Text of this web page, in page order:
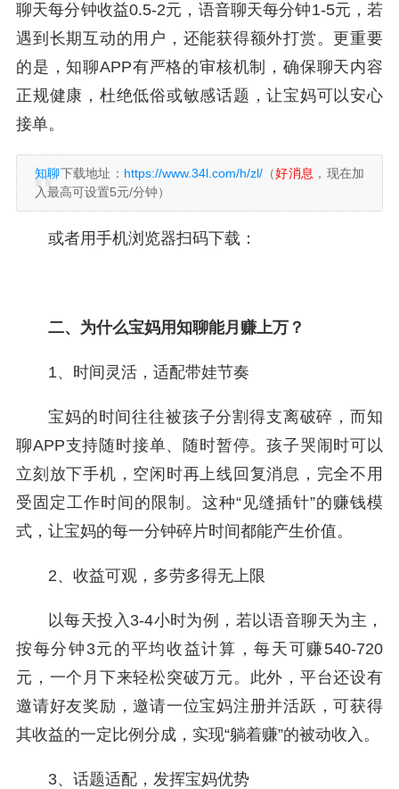
聊天每分钟收益0.5-2元，语音聊天每分钟1-5元，若
遇到长期互动的用户，还能获得额外打赏。更重要
的是，知聊APP有严格的审核机制，确保聊天内容
正规健康，杜绝低俗或敏感话题，让宝妈可以安心
接单。
知聊下载地址： https://www.34l.com/h/zl/（好消息 ，现在加
入最高可设置5元/分钟）
或者用手机浏览器扫码下载：
二、为什么宝妈用知聊能月赚上万？
1、时间灵活，适配带娃节奏
宝妈的时间往往被孩子分割得支离破碎，而知
聊APP支持随时接单、随时暂停。孩子哭闹时可以
立刻放下手机，空闲时再上线回复消息，完全不用
受固定工作时间的限制。这种“见缝插针”的赚钱模
式，让宝妈的每一分钟碎片时间都能产生价值。
2、收益可观，多劳多得无上限
以每天投入3-4小时为例，若以语音聊天为主，
按每分钟3元的平均收益计算，每天可赚540-720
元，一个月下来轻松突破万元。此外，平台还设有
邀请好友奖励，邀请一位宝妈注册并活跃，可获得
其收益的一定比例分成，实现“躺着赚”的被动收入。
3、话题适配，发挥宝妈优势